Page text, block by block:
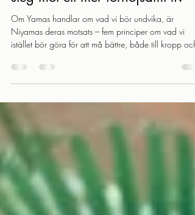
Niyamas – yogafilosofins fem
steg mot ett mer förnöjsamt liv
Om Yamas handlar om vad vi bör undvika, är
Niyamas deras motsats – fem principer om vad vi
sinne. Här går vi igenom var och en av dem: från
renlighet och förnöjsamhet, via disciplin och
the virtues which calm the disturbed mind, leading
towards peace both within and around the sadhaka."
– B.K.S. Iyengar Niyamas är dygderna som stillar det
oroliga sinnet, vilket l